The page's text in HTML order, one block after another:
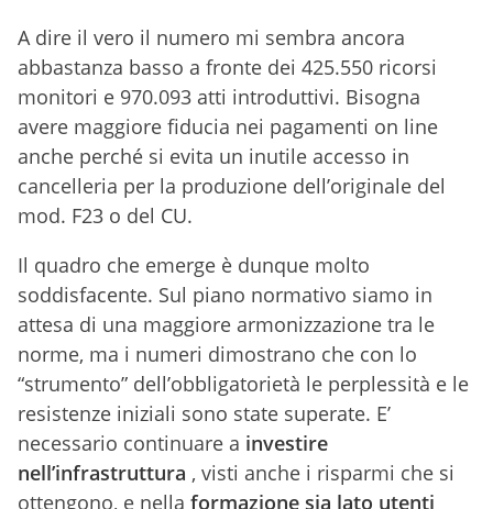
A dire il vero il numero mi sembra ancora
abbastanza basso a fronte dei 425.550 ricorsi
monitori e 970.093 atti introduttivi. Bisogna
avere maggiore fiducia nei pagamenti on line
anche perché si evita un inutile accesso in
cancelleria per la produzione dell’originale del
mod. F23 o del CU.
Il quadro che emerge è dunque molto
soddisfacente. Sul piano normativo siamo in
attesa di una maggiore armonizzazione tra le
norme, ma i numeri dimostrano che con lo
“strumento” dell’obbligatorietà le perplessità e le
resistenze iniziali sono state superate. E’
necessario continuare a investire
nell’infrastruttura , visti anche i risparmi che si
ottengono, e nella formazione sia lato utenti